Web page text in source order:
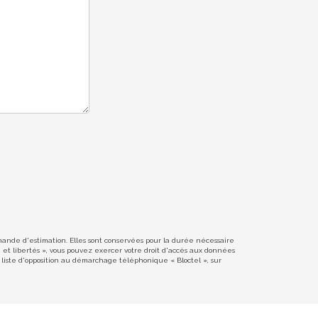
d'estimation. Elles sont conservées pour la durée nécessaire
libertés », vous pouvez exercer votre droit d'accès aux données
d'opposition au démarchage téléphonique « Bloctel », sur